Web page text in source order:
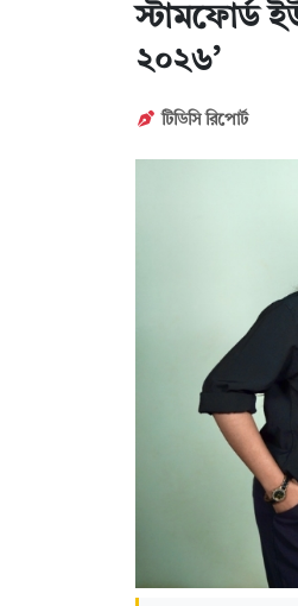
স্টামফোর্ড
২০২৬’
টিডিসি রিপোর্ট